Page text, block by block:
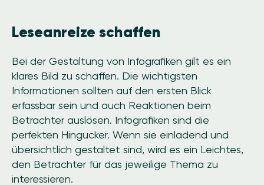
Leseanreize schaffen
Bei der Gestaltung von Infografiken gilt es ein
klares Bild zu schaffen. Die wichtigsten
Informationen sollten auf den ersten Blick
erfassbar sein und auch Reaktionen beim
Betrachter auslösen. Infografiken sind die
perfekten Hingucker. Wenn sie einladend und
übersichtlich gestaltet sind, wird es ein Leichtes,
den Betrachter für das jeweilige Thema zu
interessieren.